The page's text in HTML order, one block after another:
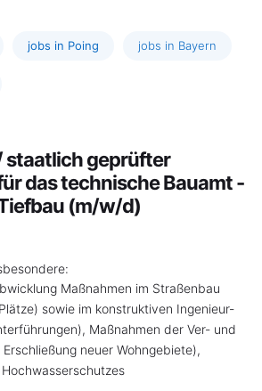
jobs in Poing jobs in Bayern
staatlich geprüfter
das technische Bauamt -
(m/w/d)
Maßnahmen im Straßenbau
sowie im konstruktiven Ingenieur-
Maßnahmen der Ver- und
neuer Wohngebiete),